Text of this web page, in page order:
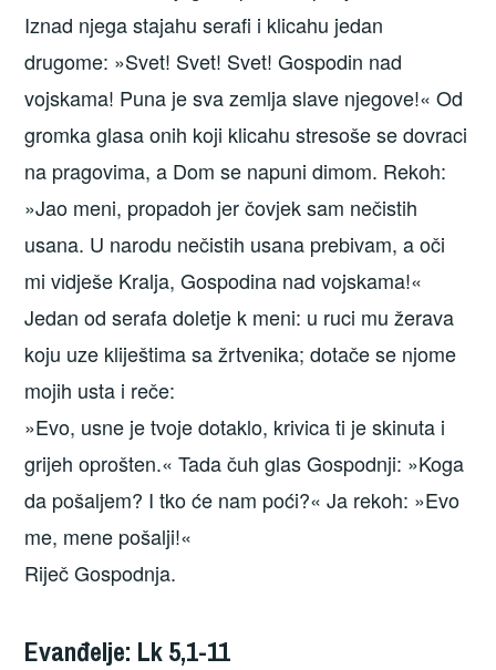
Iznad njega stajahu serafi i klicahu jedan
drugome: »Svet! Svet! Svet! Gospodin nad
vojskama! Puna je sva zemlja slave njegove!« Od
gromka glasa onih koji klicahu stresoše se dovraci
na pragovima, a Dom se napuni dimom. Rekoh:
»Jao meni, propadoh jer čovjek sam nečistih
usana. U narodu nečistih usana prebivam, a oči
mi vidješe Kralja, Gospodina nad vojskama!«
Jedan od serafa doletje k meni: u ruci mu žerava
koju uze kliještima sa žrtvenika; dotače se njome
mojih usta i reče:
»Evo, usne je tvoje dotaklo, krivica ti je skinuta i
grijeh oprošten.« Tada čuh glas Gospodnji: »Koga
da pošaljem? I tko će nam poći?« Ja rekoh: »Evo
me, mene pošalji!«
Riječ Gospodnja.
Evanđelje: Lk 5,1-11